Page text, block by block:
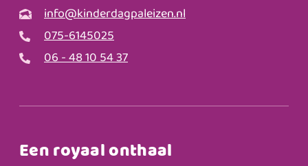
info@kinderdagpaleizen.nl
075-6145025
06 - 48 10 54 37
Een royaal onthaal